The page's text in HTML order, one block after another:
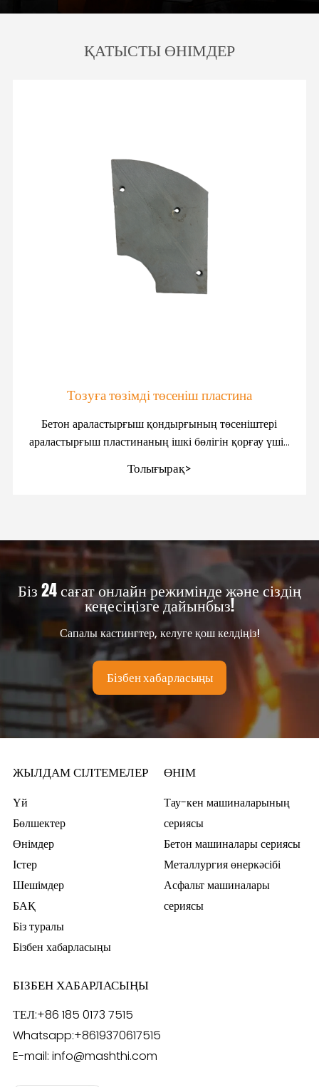
ҚАТЫСТЫ ӨНІМДЕР
Тозуға төзімді төсеніш пластина
Бетон араластырғыш қондырғының төсеніштері
араластырғыш пластинаның ішкі бөлігін қорғау үшін
табылады
Толығырақ>
Біз 24 сағат онлайн режимінде және сіздің
кеңесіңізге дайынбыз!
Сапалы кастингтер, келуге қош келдіңіз!
Бізбен хабарласыңы
ЖЫЛДАМ СІЛТЕМЕЛЕР
Үй
Бөлшектер
Өнімдер
Істер
Шешімдер
БАҚ
Біз туралы
Бізбен хабарласыңы
ӨНІМ
Тау-кен машиналарының
сериясы
Бетон машиналары сериясы
Металлургия өнеркәсібі
Асфальт машиналары
сериясы
БІЗБЕН ХАБАРЛАСЫҢЫ
ТЕЛ:+86 185 0173 7515
Whatsapp:+8619370617515
E-mail: info@mashthi.com